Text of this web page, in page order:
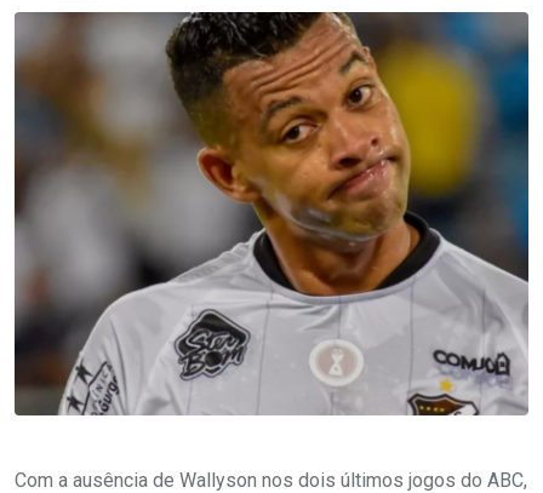
Com a ausência de Wallyson nos dois últimos jogos do ABC,